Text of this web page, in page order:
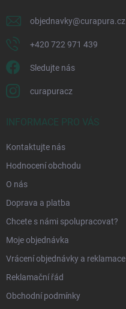
objednavky@curapura.cz
+420 722 971 439
Sledujte nás
curapuracz
INFORMACE PRO VÁS
Kontaktujte nás
Hodnocení obchodu
O nás
Doprava a platba
Chcete s námi spolupracovat?
Moje objednávka
Vrácení objednávky a reklamace
Reklamační řád
Obchodní podmínky